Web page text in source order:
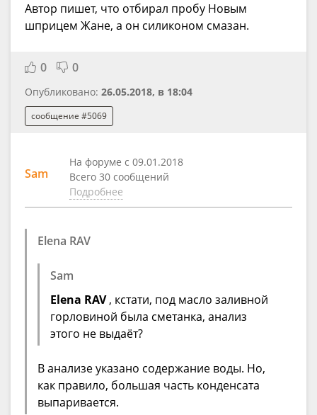
Автор пишет, что отбирал пробу Новым
шприцем Жане, а он силиконом смазан.
0 0
Опубликовано: 26.05.2018, в 18:04
сообщение #5069
Sam
На форуме с 09.01.2018
Всего 30 сообщений
Подробнее
Elena RAV
Sam
Elena RAV, кстати, под масло заливной
горловиной была сметанка, анализ
этого не выдаёт?
В анализе указано содержание воды. Но,
как правило, большая часть конденсата
выпаривается.